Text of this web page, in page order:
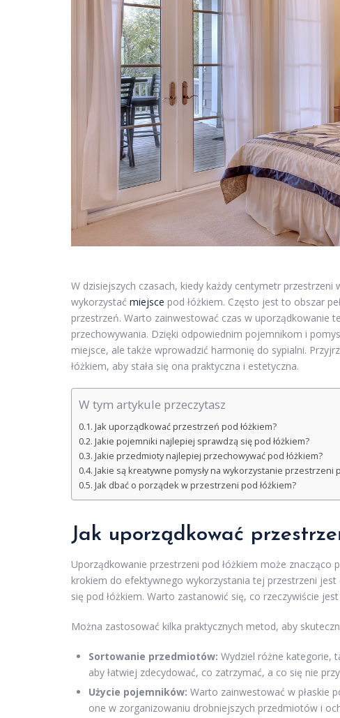
W dzisiejszych czasach, kiedy każdy centymetr
wykorzystać miejsce pod łóżkiem. Często jest to obszar
przestrzeń. Warto zainwestować czas w uporządkowanie
przechowywania. Dzięki odpowiednim pojemnikom i
miejsce, ale także wprowadzić harmonię do sypialni.
łóżkiem, aby stała się ona praktyczna i estetyczna.
W tym artykule przeczytasz
Jak uporządkować przestrzeń pod łóżkiem?
Jakie pojemniki najlepiej sprawdzą się pod łóżkiem?
Jakie przedmioty najlepiej przechowywać pod łóżkiem?
Jakie są kreatywne pomysły na wykorzystanie przestrzeni
Jak dbać o porządek w przestrzeni pod łóżkiem?
Jak uporządkować
Uporządkowanie przestrzeni pod łóżkiem może znacząco
krokiem do efektywnego wykorzystania tej przestrzeni
się pod łóżkiem. Warto zastanowić się, co rzeczywiście
Można zastosować kilka praktycznych metod, aby
Sortowanie przedmiotów: Wydziel różne kategorie,
aby łatwiej zdecydować, co zatrzymać, a co się nie
Użycie pojemników: Warto zainwestować w płaskie
one w zorganizowaniu drobniejszych przedmiotów i